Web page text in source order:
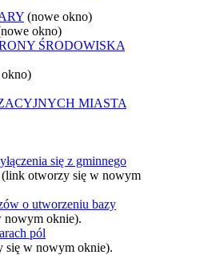
(nowe okno)
okno)
ŚRODOWISKA
MIASTA
się z gminnego
(link otworzy się w nowym
o utworzeniu bazy
nowym oknie).
pól
się w nowym oknie).